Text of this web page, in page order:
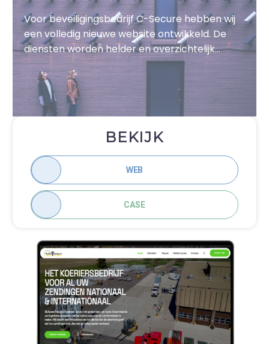
BEKIJK
WEB
CASE
Voor beveiligingsbedrijf C-Secure hebben wij
een volledig nieuwe website ontwikkeld. De
diensten worden helder en overzichtelijk
toegelicht, zodat bezoekers direct inzicht
krijgen in het aanbod. Daarnaast is een
vacaturemodule geïntegreerd, waarmee
potentiële sollicitanten eenvoudig kunnen